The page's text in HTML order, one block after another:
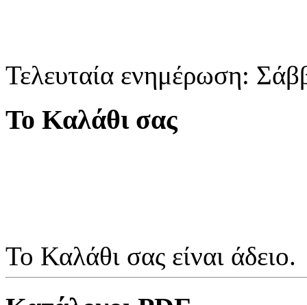
Τελευταία ενημέρωση:
Το Καλάθι σας
Το Καλάθι σας είναι άδειο.